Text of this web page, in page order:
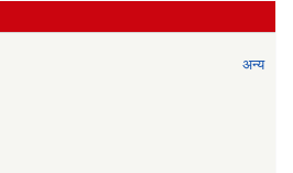
अन्य